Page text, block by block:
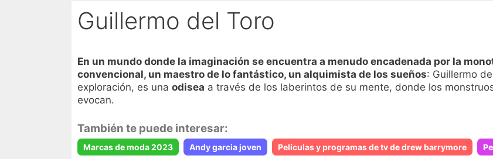
Guillermo del Toro
En un mundo donde la imaginación se encuentra a menudo encadenada por la
convencional, un maestro de lo fantástico, un alquimista de los sueños: Guillermo
exploración, es una odisea a través de los laberintos de su mente, donde los
evocan.
También te puede interesar:
Marcas de moda 2023 Andy garcia joven Películas y programas de tv de drew barrymore